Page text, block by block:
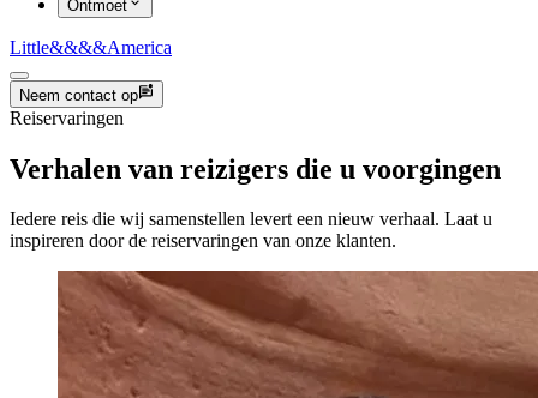
Ontmoet
Little&&&&America
Neem contact op
Reiservaringen
Verhalen van reizigers die u voorgingen
Iedere reis die wij samenstellen levert een nieuw verhaal. Laat u
inspireren door de reiservaringen van onze klanten.